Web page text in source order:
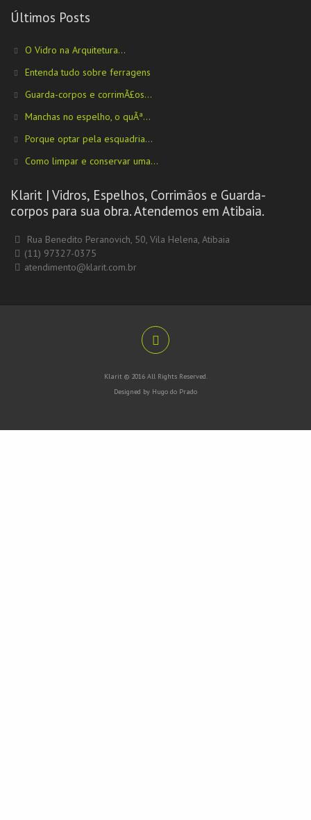
Últimos Posts
O Vidro na Arquitetura...
Entenda tudo sobre ferragens
Guarda-corpos e corrimÃ£os...
Manchas no espelho, o quÃª...
Porque optar pela esquadria...
Como limpar e conservar uma...
Klarit | Vidros, Espelhos, Corrimãos e Guarda-
corpos para sua obra. Atendemos em Atibaia.
Rua Benedito Peranovich, 50, Vila Helena, Atibaia
(11) 97327-0375
atendimento@klarit.com.br
Klarit © 2016 All Rights Reserved.
Designed by Hugo do Prado